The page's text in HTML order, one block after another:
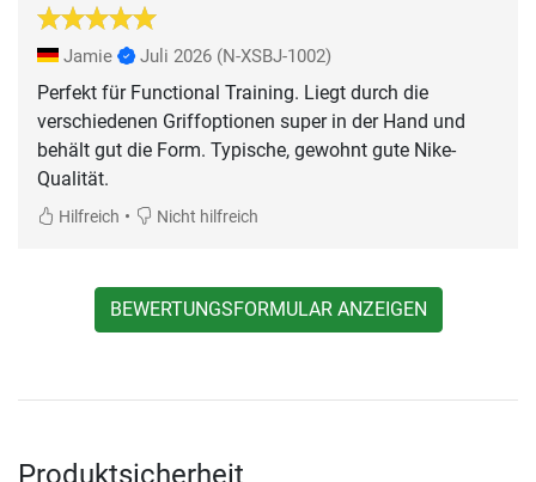
Jamie Juli 2026 (N-XSBJ-1002)
Perfekt für Functional Training. Liegt durch die
verschiedenen Griffoptionen super in der Hand und
behält gut die Form. Typische, gewohnt gute Nike-
Qualität.
Hilfreich • Nicht hilfreich
BEWERTUNGSFORMULAR ANZEIGEN
Produktsicherheit